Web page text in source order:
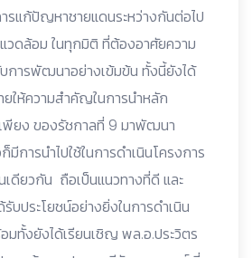
รแก้ปัญหาชายแดนระหว่างกันต่อไป
วดล้อม ในทุกมิติ ที่ต้องอาศัยความ
การพัฒนาอย่างเข้มข้น ทั้งนี้ยังได้
ยให้ความสำคัญในการนำหลัก
ยง ของรัชกาลที่ 9 มาพัฒนา
การนำไปใช้ในการดำเนินโครงการ
เดียวกัน ถือเป็นแนวทางที่ดี และ
บประโยชน์อย่างยิ่งในการดำเนิน
ทั้งยังได้เรียนเชิญ พล.อ.ประวิตร